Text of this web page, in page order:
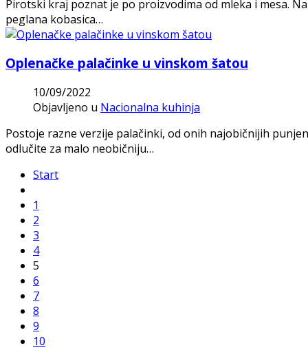
Pirotski kraj poznat je po proizvodima od mleka i mesa.
peglana kobasica…
Oplenačke palačinke u vinskom šatou
10/09/2022
Objavljeno u Nacionalna kuhinja
Postoje razne verzije palačinki, od onih najobičnijih
odlučite za malo neobičniju…
Start
1
2
3
4
5
6
7
8
9
10